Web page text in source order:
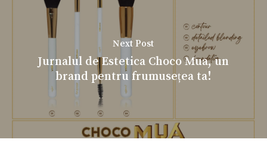
Nu ai niciun produs în coș.
Next Post
Jurnalul de Estetica Choco Mua, un
brand pentru frumusețea ta!